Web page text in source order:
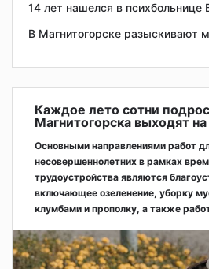
14 лет нашелся в психбольнице
В Магнитогорске разыскивают
Каждое лето сотни
Магнитогорска выходят
Основными направлениями работ
несовершеннолетних в рамках
трудоустройства являются
включающее озеленение, уборку
клумбами и прополку, а также